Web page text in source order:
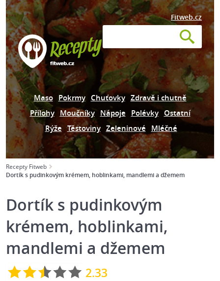
Fitweb.cz
Maso Pokrmy Chuťovky Zdravě i chutně
Přílohy Moučníky Nápoje Polévky Ostatní
Rýže Těstoviny Zeleninové Mléčné
Recepty Fitweb
Dortík s pudinkovým krémem, hoblinkami, mandlemi a džemem
Dortík s pudinkovým
krémem, hoblinkami,
mandlemi a džemem
2.33